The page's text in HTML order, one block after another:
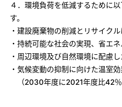
４．環境負荷を低減するために
す。
・建設廃棄物の削減とリサイク
・持続可能な社会の実現、省エ
・周辺環境及び自然環境に配慮
・気候変動の抑制に向けた温室
（2030年度に2021年度比42％